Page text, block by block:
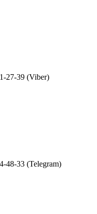
27-39 (Viber)
48-33 (Telegram)